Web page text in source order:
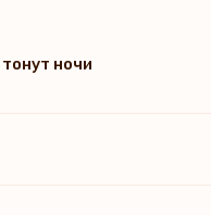
ночи